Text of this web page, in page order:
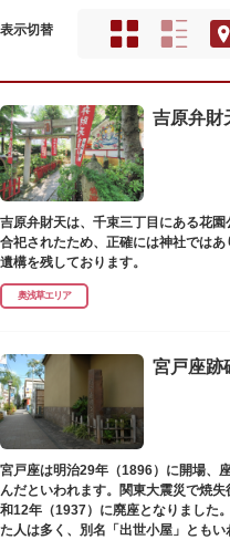
表示切替
吉原弁財
吉原弁財天は、千束三丁目にある花
合祀されたため、正確には神社では
遺構を残しております。
奥浅草エリア
宮戸座跡
宮戸座は明治29年（1896）に開場、
んだといわれます。関東大震災で焼
和12年（1937）に廃座となりました
た人は多く、別名「出世小屋」とも